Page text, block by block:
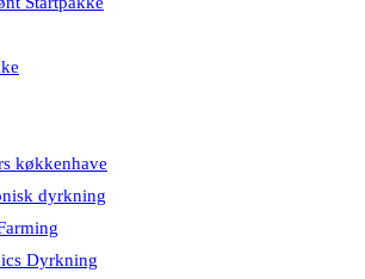
køkkenhave
dyrkning
Dyrkning